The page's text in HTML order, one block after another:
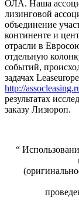
ОЛА. Наша
лизинговой
объединение
континенте и
отрасли в
отдельную
событий,
задачах
http://
результатах
заказу Лизюроп.
“